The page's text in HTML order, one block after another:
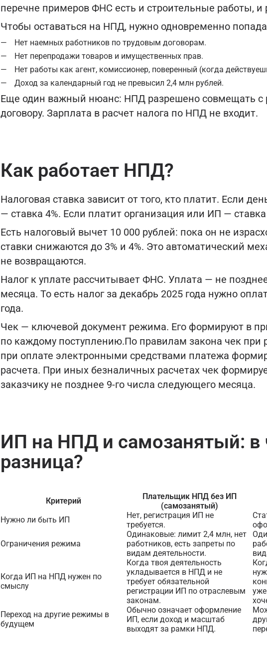
перечне примеров ФНС есть и строительные работы,
Чтобы оставаться на НПД, нужно одновременно
Нет наемных работников по трудовым договорам.
Нет перепродажи товаров и имущественных прав.
Нет работы как агент, комиссионер, поверенный (когда
Доход за календарный год не превысил 2,4 млн рублей.
Еще один важный нюанс: НПД разрешено совмещать с
договору. Зарплата в расчет налога по НПД не входит.
Как работает НПД?
Налоговая ставка зависит от того, кто платит. Если
— ставка 4%. Если платит организация или ИП — ставка
Есть налоговый вычет 10 000 рублей: пока он не
ставки снижаются до 3% и 4%. Это автоматический
не возвращаются.
Налог к уплате рассчитывает ФНС. Уплата — не
месяца. То есть налог за декабрь 2025 года нужно
года.
Чек — ключевой документ режима. Его формируют в
по каждому поступлению.По правилам закона чек при
при оплате электронными средствами платежа
расчета. При иных безналичных расчетах чек
заказчику не позднее 9-го числа следующего месяца.
ИП на НПД и самозанятый: в
разница?
Критерий
Плательщик НПД без ИП
(самозанятый)
Нужно ли быть ИП
Нет, регистрация ИП не
требуется.
Ограничения режима
Одинаковые: лимит 2,4 млн, нет
работников, есть запреты по
видам деятельности.
Когда ИП на НПД нужен по
смыслу
Когда твоя деятельность
укладывается в НПД и не
требует обязательной
регистрации ИП по отраслевым
законам.
Переход на другие режимы в
будущем
Обычно означает оформление
ИП, если доход и масштаб
выходят за рамки НПД.